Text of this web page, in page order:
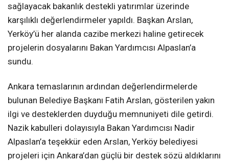
sağlayacak bakanlık destekli yatırımlar üzerinde
karşılıklı değerlendirmeler yapıldı. Başkan Arslan,
Yerköy’ü her alanda cazibe merkezi haline getirecek
projelerin dosyalarını Bakan Yardımcısı Alpaslan’a
sundu.
Ankara temaslarının ardından değerlendirmelerde
bulunan Belediye Başkanı Fatih Arslan, gösterilen yakın
ilgi ve desteklerden duyduğu memnuniyeti dile getirdi.
Nazik kabulleri dolayısıyla Bakan Yardımcısı Nadir
Alpaslan’a teşekkür eden Arslan, Yerköy belediyesi
projeleri için Ankara’dan güçlü bir destek sözü aldıklarını